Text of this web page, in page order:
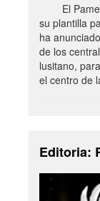
El
su plantilla
ha
de los
lusitano,
el centro de
Editoria: